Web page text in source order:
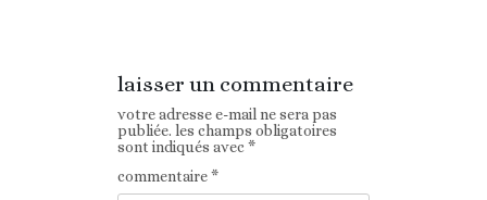
laisser un commentaire
votre adresse e-mail ne sera pas
publiée. les champs obligatoires
sont indiqués avec*
commentaire*